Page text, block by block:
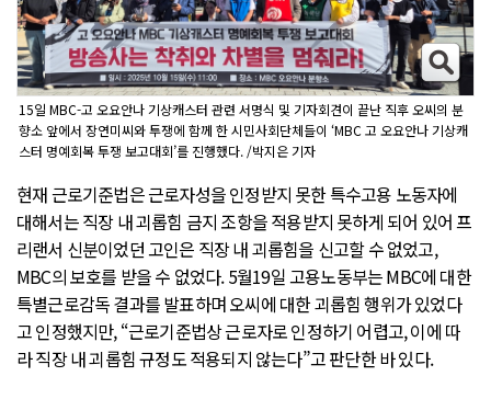
15일 MBC-고 오요안나 기상캐스터 관련 서명식 및 기자회견이 끝난 직후 오씨의 분
향소 앞에서 장연미씨와 투쟁에 함께 한 시민사회단체들이 ‘MBC 고 오요안나 기상캐
스터 명예회복 투쟁 보고대회’를 진행했다. /박지은 기자
현재 근로기준법은 근로자성을 인정받지 못한 특수고용 노동자에
대해서는 직장 내 괴롭힘 금지 조항을 적용받지 못하게 되어 있어 프
리랜서 신분이었던 고인은 직장 내 괴롭힘을 신고할 수 없었고,
MBC의 보호를 받을 수 없었다. 5월19일 고용노동부는 MBC에 대한
특별근로감독 결과를 발표하며 오씨에 대한 괴롭힘 행위가 있었다
고 인정했지만, “근로기준법상 근로자로 인정하기 어렵고, 이에 따
라 직장 내 괴롭힘 규정도 적용되지 않는다”고 판단한 바 있다.